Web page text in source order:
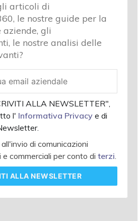
articoli di
le nostre guide per la
gli
le nostre analisi delle
ALLA NEWSLETTER",
l' Informativa Privacy e di
di comunicazioni
e commerciali per conto di terzi.
ALLA NEWSLETTER